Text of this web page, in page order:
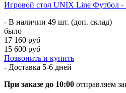
Игровой стол UNIX Line Футбол -
- В наличии 49 шт. (доп. склад)
было
17 160 руб
15 600 руб
Позвонить и купить
- Доставка 5-6 дней
При заказе до 10:00 отправляем